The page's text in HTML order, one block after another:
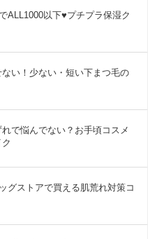
ALL1000以下♥プチプラ保湿ク
い！少ない・短い下まつ毛の
で悩んでない？お手頃コスメ
グストアで買える肌荒れ対策コ